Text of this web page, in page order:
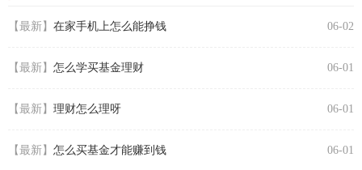
【最新】 在家手机上怎么能挣钱 06-02
【最新】 怎么学买基金理财 06-01
【最新】 理财怎么理呀 06-01
【最新】 怎么买基金才能赚到钱 06-01